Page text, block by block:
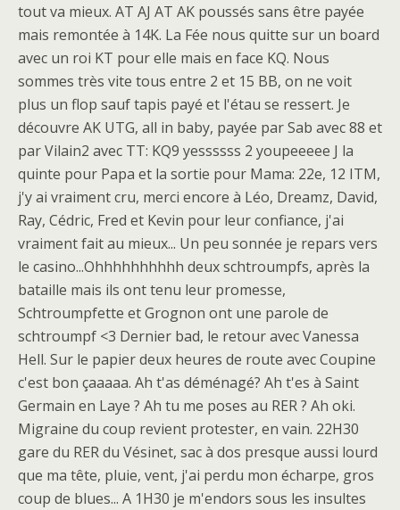
tout va mieux. AT AJ AT AK poussés sans être payée
mais remontée à 14K. La Fée nous quitte sur un board
avec un roi KT pour elle mais en face KQ. Nous
sommes très vite tous entre 2 et 15 BB, on ne voit
plus un flop sauf tapis payé et l'étau se ressert. Je
découvre AK UTG, all in baby, payée par Sab avec 88 et
par Vilain2 avec TT: KQ9 yessssss 2 youpeeeee J la
quinte pour Papa et la sortie pour Mama: 22e, 12 ITM,
j'y ai vraiment cru, merci encore à Léo, Dreamz, David,
Ray, Cédric, Fred et Kevin pour leur confiance, j'ai
vraiment fait au mieux... Un peu sonnée je repars vers
le casino...Ohhhhhhhhhh deux schtroumpfs, après la
bataille mais ils ont tenu leur promesse,
Schtroumpfette et Grognon ont une parole de
schtroumpf <3 Dernier bad, le retour avec Vanessa
Hell. Sur le papier deux heures de route avec Coupine
c'est bon çaaaaa. Ah t'as déménagé? Ah t'es à Saint
Germain en Laye ? Ah tu me poses au RER ? Ah oki.
Migraine du coup revient protester, en vain. 22H30
gare du RER du Vésinet, sac à dos presque aussi lourd
que ma tête, pluie, vent, j'ai perdu mon écharpe, gros
coup de blues... A 1H30 je m'endors sous les insultes